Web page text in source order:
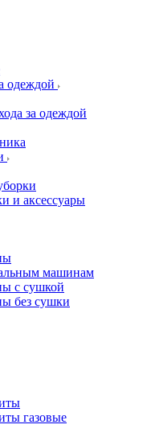
одеждой
за одеждой
и аксессуары
машинам
с сушкой
без сушки
газовые